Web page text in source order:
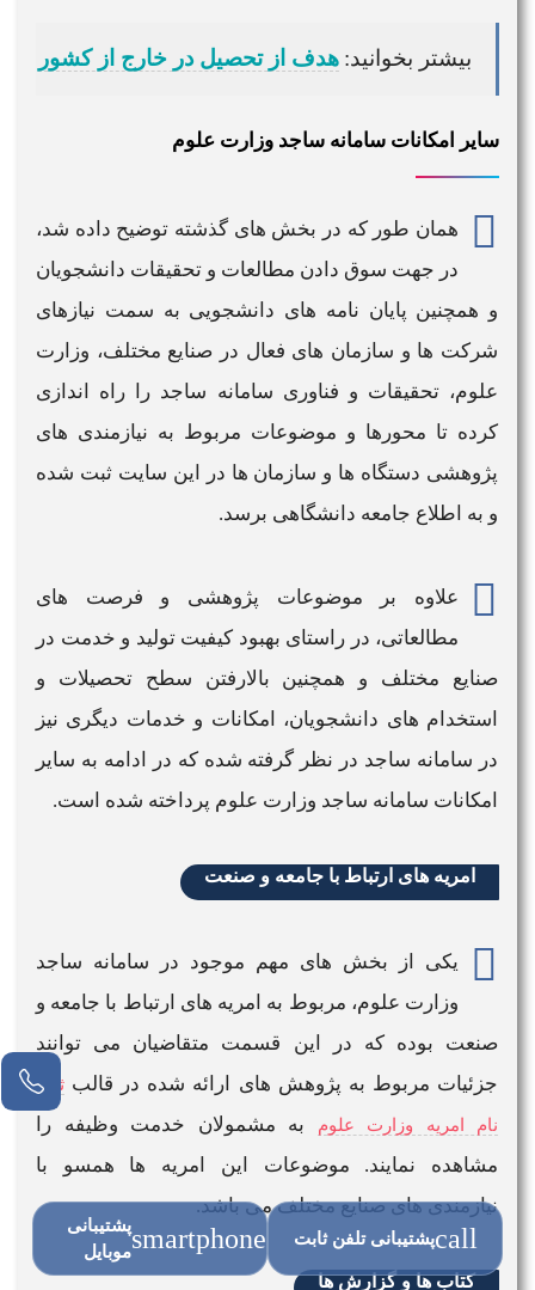
بیشتر بخوانید: هدف از تحصیل در خارج از کشور
سایر امکانات سامانه ساجد وزارت علوم
همان طور که در بخش های گذشته توضیح داده شد،
در جهت سوق دادن مطالعات و تحقیقات دانشجویان
و همچنین پایان نامه های دانشجویی به سمت نیازهای
شرکت ها و سازمان های فعال در صنایع مختلف، وزارت
علوم، تحقیقات و فناوری سامانه ساجد را راه اندازی
کرده تا محورها و موضوعات مربوط به نیازمندی های
پژوهشی دستگاه ها و سازمان ها در این سایتثبت شده
و به اطلاع جامعه دانشگاهی برسد.
علاوه بر موضوعات پژوهشی و فرصت های
مطالعاتی، در راستای بهبود کیفیت تولید و خدمت در
صنایع مختلف و همچنین بالارفتن سطح تحصیلات و
استخدام های دانشجویان، امکانات و خدمات دیگری نیز
در سامانه ساجد در نظر گرفته شده که در ادامه به سایر
امکانات سامانه ساجد وزارت علوم پرداخته شده است.
امریه های ارتباط با جامعه و صنعت
یکی از بخش های مهم موجود در سامانه ساجد
وزارت علوم، مربوط به امریه های ارتباط با جامعه و
صنعت بوده که در این قسمت متقاضیان می توانند
جزئیات مربوط به پژوهش های ارائه شده در قالب ثبت
نام امریه وزارت علوم
به مشمولان خدمت وظیفه را
مشاهده نمایند. موضوعات این امریه ها همسو با
نیازمندی های صنایع مختلف می باشد.
کتاب ها و گزارش ها
callپشتیبانی تلفن ثابت smartphoneپشتیبانی
موبایل